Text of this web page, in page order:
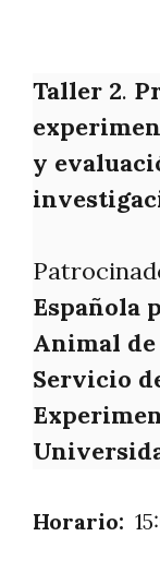
Taller 2.
y
Española
Animal de
Servicio
Horario: